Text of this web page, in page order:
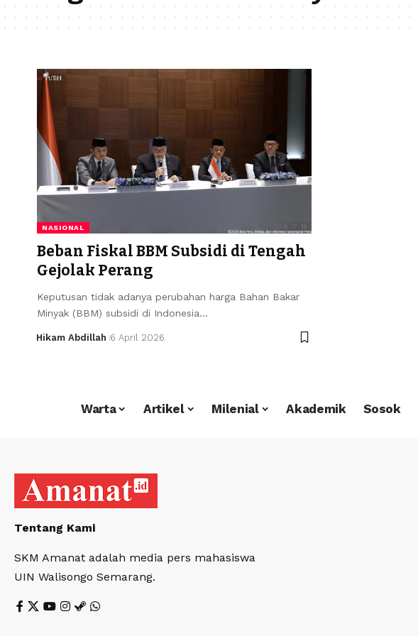
NASIONAL
Beban Fiskal BBM Subsidi di Tengah
Gejolak Perang
Keputusan tidak adanya perubahan harga Bahan Bakar
Minyak (BBM) subsidi di Indonesia…
Hikam Abdillah 6 April 2026
Warta Artikel Milenial Akademik Sosok
Tentang Kami
SKM Amanat adalah media pers mahasiswa
UIN Walisongo Semarang.